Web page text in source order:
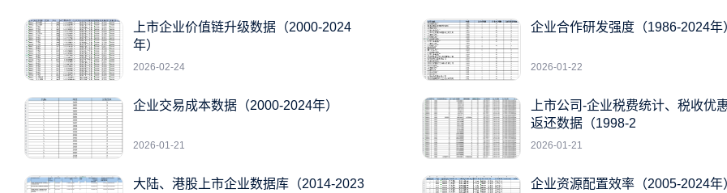
上市企业价值链升级数据（2000-2024
年）
2026-02-24
企业合作研发强度（1986-2024年
2026-01-22
企业交易成本数据（2000-2024年）
2026-01-21
上市公司-企业税费统计、税收优
返还数据（1998-2
2026-01-21
大陆、港股上市企业数据库（2014-2023
企业资源配置效率（2005-2024年